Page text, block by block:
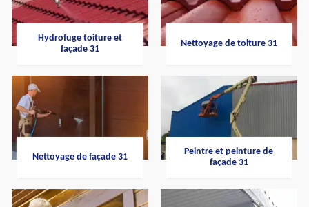
Hydrofuge toiture et
façade 31
Nettoyage de toiture 31
Nettoyage de façade 31
Peintre et peinture de
façade 31